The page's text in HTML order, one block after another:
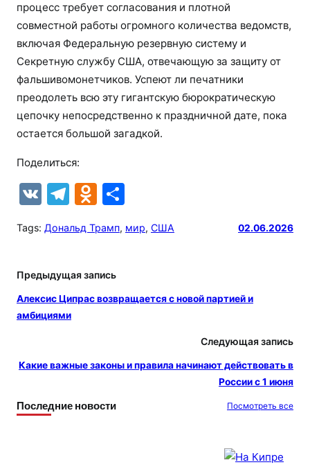
процесс требует согласования и плотной
совместной работы огромного количества ведомств,
включая Федеральную резервную систему и
Секретную службу США, отвечающую за защиту от
фальшивомонетчиков. Успеют ли печатники
преодолеть всю эту гигантскую бюрократическую
цепочку непосредственно к праздничной дате, пока
остается большой загадкой.
Поделиться:
V
T
e
a
m
O
n
kl
a
ni
п
в
ь
Tags: Дональд Трамп, мир, США 02.06.2026
Предыдущая запись
Алексис Ципрас возвращается с новой партией и
амбициями
Следующая запись
Какие важные законы и правила начинают действовать в
России с 1 июня
Последние новости Посмотреть все